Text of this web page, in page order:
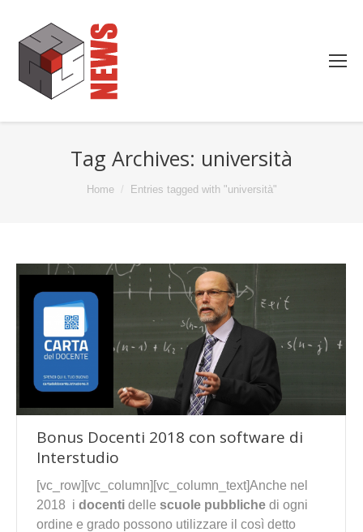
Tag Archives: università
You are here:Home Entries tagged with "università"
Bonus Docenti 2018 con software di
Interstudio
[vc_row][vc_column][vc_column_text]Anche nel
2018 i docenti delle scuole pubbliche di ogni
ordine e grado possono utilizzare il così detto